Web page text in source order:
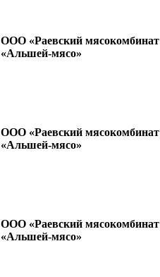
ООО «Раевский мясокомбинат
«Альшей-мясо»
ООО «Раевский мясокомбинат
«Альшей-мясо»
ООО «Раевский мясокомбинат
«Альшей-мясо»